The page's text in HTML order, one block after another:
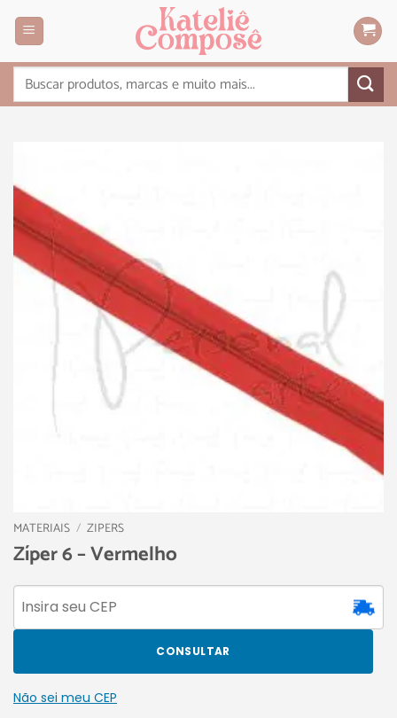
MATERIAIS / ZIPERS
Zíper 6 – Vermelho
CONSULTAR
Não sei meu CEP